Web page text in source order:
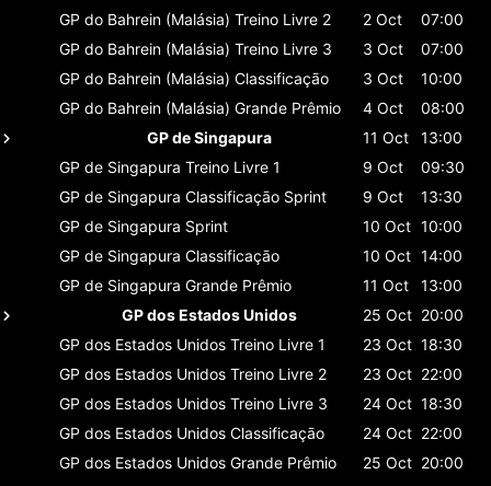
GP do Bahrein (Malásia) Treino Livre 2 2 Oct
07:00
GP do Bahrein (Malásia) Treino Livre 3 3 Oct
07:00
GP do Bahrein (Malásia) Classificaçāo 3 Oct
10:00
GP do Bahrein (Malásia) Grande Prêmio 4 Oct
08:00
GP de Singapura
11 Oct
13:00
GP de Singapura Treino Livre 1 9 Oct
09:30
GP de Singapura Classificaçāo Sprint 9 Oct
13:30
GP de Singapura Sprint 10 Oct 10:00
GP de Singapura Classificaçāo 10 Oct 14:00
GP de Singapura Grande Prêmio 11 Oct
13:00
GP dos Estados Unidos
25 Oct 20:00
GP dos Estados Unidos Treino Livre 1 23 Oct 18:30
GP dos Estados Unidos Treino Livre 2 23 Oct 22:00
GP dos Estados Unidos Treino Livre 3 24 Oct 18:30
GP dos Estados Unidos Classificaçāo 24 Oct 22:00
GP dos Estados Unidos Grande Prêmio 25 Oct 20:00